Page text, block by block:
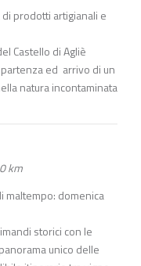
di prodotti artigianali e
Castello di Agliè
ed arrivo di un
natura incontaminata
km
maltempo: domenica
storici con le
unico delle